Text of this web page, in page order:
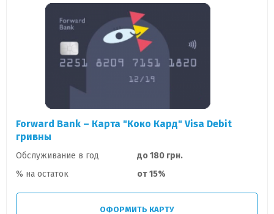
Forward Bank – Карта "Коко Кард" Visa Debit
гривны
Обслуживание в год
до 180 грн.
% на остаток
от 15%
ОФОРМИТЬ КАРТУ